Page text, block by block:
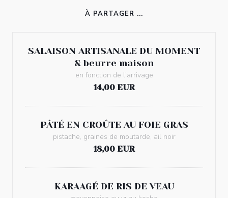
À PARTAGER ...
SALAISON ARTISANALE DU MOMENT
& beurre maison
en fonction de l’arrivage
14,00 EUR
PÂTÉ EN CROÛTE AU FOIE GRAS
pistache, graines de moutarde, ail noir
18,00 EUR
KARAAGÉ DE RIS DE VEAU